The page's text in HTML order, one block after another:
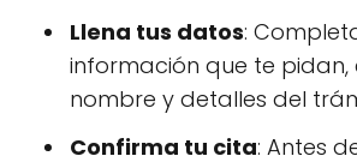
Llena tus datos:
información que te pidan,
nombre y detalles del
Confirma tu cita: Antes